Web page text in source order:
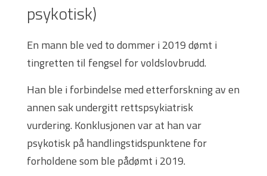
psykotisk)
En mann ble ved to dommer i 2019 dømt i
tingretten til fengsel for voldslovbrudd.
Han ble i forbindelse med etterforskning av en
annen sak undergitt rettspsykiatrisk
vurdering. Konklusjonen var at han var
psykotisk på handlingstidspunktene for
forholdene som ble pådømt i 2019.